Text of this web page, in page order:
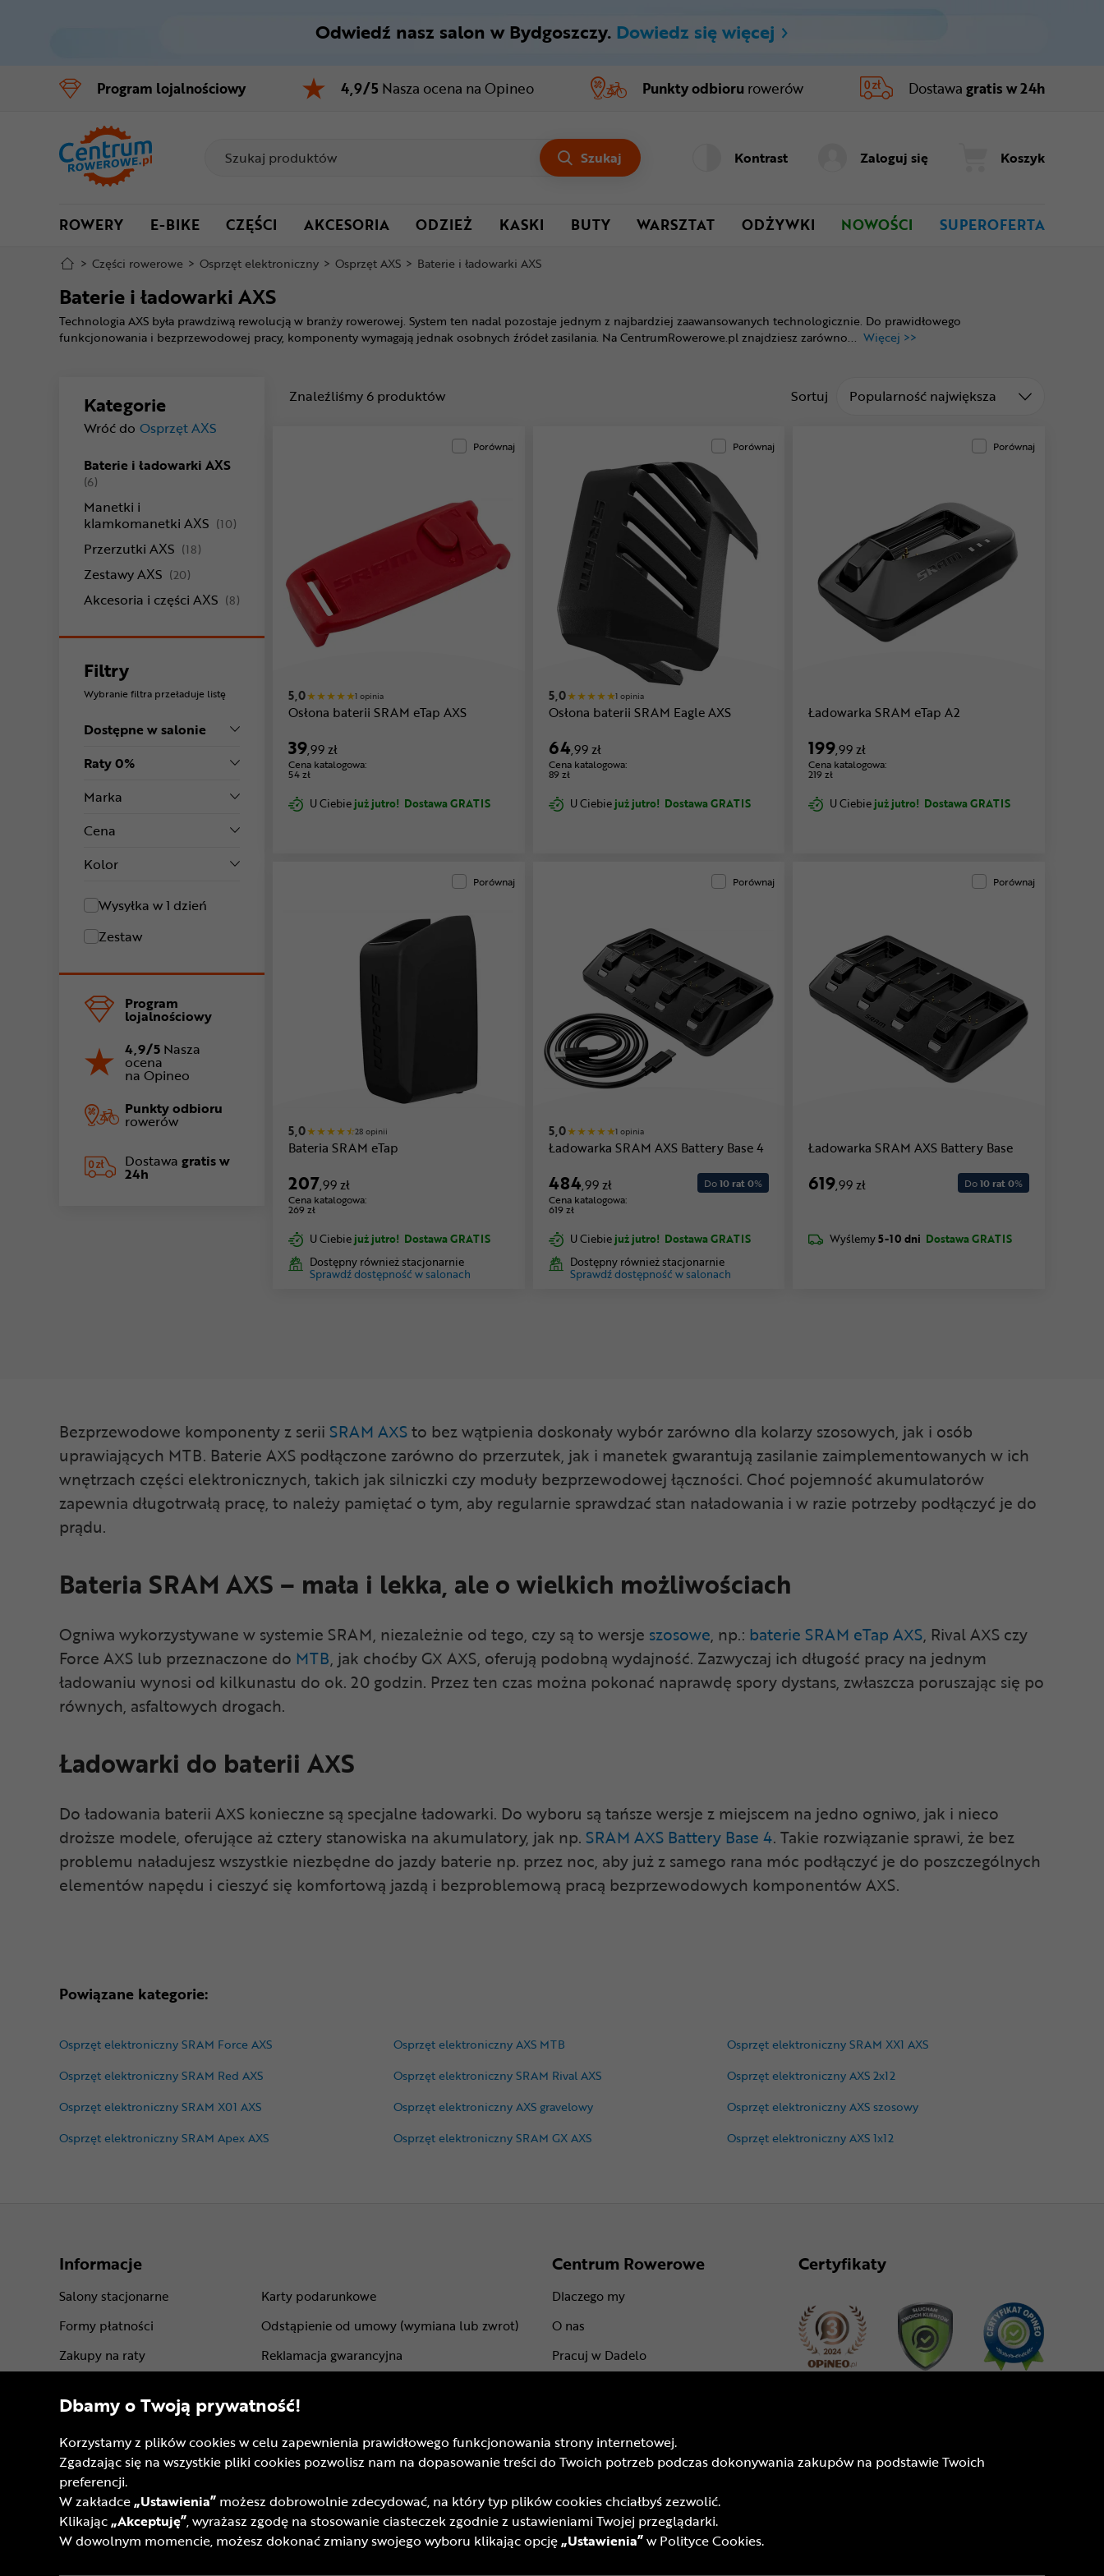
Menu główne
Filtry
Stopka
Odwiedź nasz salon w Bydgoszczy. Dowiedz się więcej
Program lojalnościowy 4,9/5 Nasza ocena na Opineo Punkty odbioru rowerów Dostawa gratis w 24h
Szukaj Kontrast Zaloguj się Koszyk
ROWERY E-BIKE CZĘŚCI AKCESORIA ODZIEŻ KASKI BUTY WARSZTAT ODŻYWKI NOWOŚCI SUPEROFERTA
> Części rowerowe > Osprzęt elektroniczny > Osprzęt AXS > Baterie i ładowarki AXS
Baterie i ładowarki AXS
Technologia AXS była prawdziwą rewolucją w branży rowerowej. System ten nadal pozostaje jednym z najbardziej zaawansowanych technologicznie. Do prawidłowego
funkcjonowania i bezprzewodowej pracy, komponenty wymagają jednak osobnych źródeł zasilania. Na CentrumRowerowe.pl znajdziesz zarówno... Więcej >>
Kategorie
Wróć do Osprzęt AXS
Baterie i ładowarki AXS
(6)
Manetki i
klamkomanetki AXS (10)
Przerzutki AXS (18)
Zestawy AXS (20)
Akcesoria i części AXS (8) produkty
Filtry
Wybranie filtra przeładuje listę
Dostępne w salonie
Raty 0%
Marka
Cena
Kolor
Wysyłka w 1 dzień
Zestaw
Program
lojalnościowy
4,9/5 Nasza
ocena
na Opineo
Punkty odbioru
rowerów
Dostawa gratis w
24h
Znaleźliśmy 6 produktów Sortuj Sortuj od
Popularność największa
Porównaj
5,0 1 opinia
Osłona baterii SRAM eTap AXS
39,99 zł
Cena katalogowa:
54 zł
U Ciebiejuż jutro! Dostawa GRATIS
Porównaj
5,0 1 opinia
Osłona baterii SRAM Eagle AXS
64,99 zł
Cena katalogowa:
89 zł
U Ciebiejuż jutro! Dostawa GRATIS
Porównaj
Ładowarka SRAM eTap A2
199,99 zł
Cena katalogowa:
219 zł
U Ciebiejuż jutro! Dostawa GRATIS
Porównaj
5,0 28 opinii
Bateria SRAM eTap
207,99 zł
Cena katalogowa:
269 zł
U Ciebiejuż jutro! Dostawa GRATIS
Dostępny również stacjonarnie
Sprawdź dostępność w salonach
Porównaj
5,0 1 opinia
Ładowarka SRAM AXS Battery Base 4
484,99 zł
Cena katalogowa:
619 zł
Do10 rat 0%
U Ciebiejuż jutro! Dostawa GRATIS
Dostępny również stacjonarnie
Sprawdź dostępność w salonach
Porównaj
Ładowarka SRAM AXS Battery Base
619,99 zł Do10 rat 0%
Wyślemy5-10 dni Dostawa GRATIS
Bezprzewodowe komponenty z serii SRAM AXSto bez wątpienia doskonały wybór zarówno dla kolarzy szosowych, jak i osób
uprawiających MTB. Baterie AXS podłączone zarówno do przerzutek, jak i manetek gwarantują zasilanie zaimplementowanych w ich
wnętrzach części elektronicznych, takich jak silniczki czy moduły bezprzewodowej łączności. Choć pojemność akumulatorów
zapewnia długotrwałą pracę, to należy pamiętać o tym, aby regularnie sprawdzać stan naładowania i w razie potrzeby podłączyć je do
prądu.
Bateria SRAM AXS – mała i lekka, ale o wielkich możliwościach
Ogniwa wykorzystywane w systemie SRAM, niezależnie od tego, czy są to wersje szosowe, np.: baterie SRAM eTap AXS, Rival AXS czy
Force AXS lub przeznaczone do MTB, jak choćby GX AXS, oferują podobną wydajność. Zazwyczaj ich długość pracy na jednym
ładowaniu wynosi od kilkunastu do ok. 20 godzin. Przez ten czas można pokonać naprawdę spory dystans, zwłaszcza poruszając się po
równych, asfaltowych drogach.
Ładowarki do baterii AXS
Do ładowania baterii AXS konieczne są specjalne ładowarki. Do wyboru są tańsze wersje z miejscem na jedno ogniwo, jak i nieco
droższe modele, oferujące aż cztery stanowiska na akumulatory, jak np. SRAM AXS Battery Base 4. Takie rozwiązanie sprawi, że bez
problemu naładujesz wszystkie niezbędne do jazdy baterie np. przez noc, aby już z samego rana móc podłączyć je do poszczególnych
elementów napędu i cieszyć się komfortową jazdą i bezproblemową pracą bezprzewodowych komponentów AXS.
Powiązane kategorie:
Osprzęt elektroniczny SRAM Force AXS
Osprzęt elektroniczny SRAM Red AXS
Osprzęt elektroniczny SRAM X01 AXS
Osprzęt elektroniczny SRAM Apex AXS
Osprzęt elektroniczny AXS MTB
Osprzęt elektroniczny SRAM Rival AXS
Osprzęt elektroniczny AXS gravelowy
Osprzęt elektroniczny SRAM GX AXS
Osprzęt elektroniczny SRAM XX1 AXS
Osprzęt elektroniczny AXS 2x12
Osprzęt elektroniczny AXS szosowy
Osprzęt elektroniczny AXS 1x12
Informacje
Salony stacjonarne
Formy płatności
Zakupy na raty
Dostawa - koszt i opcje
Punkty odbioru rowerów
Sprawdź status zamówienia
Pomoc techniczna
FAQ
Karty podarunkowe
Odstąpienie od umowy (wymiana lub zwrot)
Reklamacja gwarancyjna
Regulamin sklepu
Regulamin programu lojalnościowego
Regulamin kart podarunkowych
Regulaminy akcji promocyjnych
Akt o Usługach Cyfrowych (DSA)
Centrum Rowerowe
Dlaczego my
O nas
Pracuj w Dadelo
BLOG
Trasy rowerowe
Atrakcje rowerowe
Certyfikaty
Dbamy o Twoją prywatność!
Korzystamy z plików cookies w celu zapewnienia prawidłowego funkcjonowania strony internetowej.
Zgadzając się na wszystkie pliki cookies pozwolisz nam na dopasowanie treści do Twoich potrzeb podczas dokonywania zakupów na podstawie Twoich
preferencji.
W zakładce„Ustawienia” możesz dobrowolnie zdecydować, na który typ plików cookies chciałbyś zezwolić.
Klikając„Akceptuję”, wyrażasz zgodę na stosowanie ciasteczek zgodnie z ustawieniami Twojej przeglądarki.
W dowolnym momencie, możesz dokonać zmiany swojego wyboru klikając opcję„Ustawienia”w Polityce Cookies.